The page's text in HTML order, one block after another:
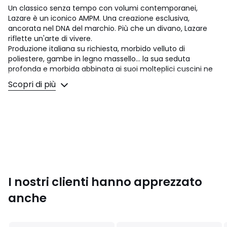
Un classico senza tempo con volumi contemporanei,
Lazare è un iconico AMPM. Una creazione esclusiva,
ancorata nel DNA del marchio. Più che un divano, Lazare
riflette un'arte di vivere.
Produzione italiana su richiesta, morbido velluto di
poliestere, gambe in legno massello... la sua seduta
profonda e morbida abbinata ai suoi molteplici cuscini ne
fanno un divano totalmente dedicato al comfort. Un
iconico firmato AMPM.
• Profondità: 206 cm
• Lunghezza bracciolo: 174 cm
Scopri di più
I nostri clienti hanno apprezzato
anche